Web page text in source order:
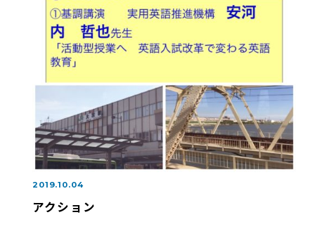
高校部
2019.10.04
アクション